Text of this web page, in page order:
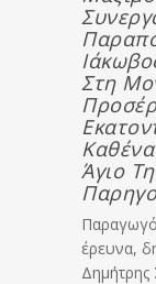
Στη
Άγιο
έρευνα,
Δημήτρης